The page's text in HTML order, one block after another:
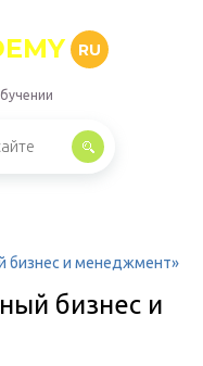
RU
бизнес и менеджмент»
бизнес и